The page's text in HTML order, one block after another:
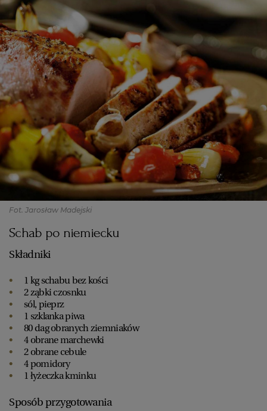
Fot. Jarosław Madejski
Schab po niemiecku
Składniki
1 kg schabu bez kości
2 ząbki czosnku
sól, pieprz
1 szklanka piwa
80 dag obranych ziemniaków
4 obrane marchewki
2 obrane cebule
4 pomidory
1 łyżeczka kminku
Sposób przygotowania